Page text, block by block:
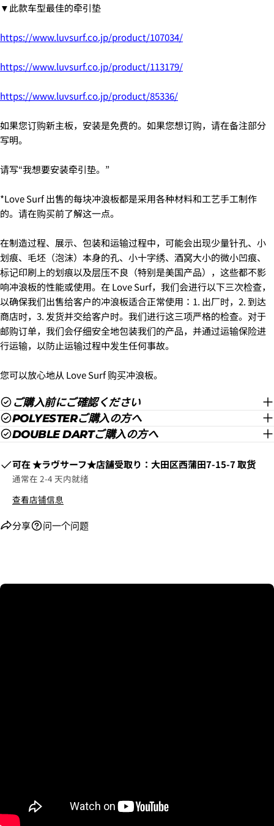
▼此款车型最佳的牵引垫
https://www.luvsurf.co.jp/product/107034/
https://www.luvsurf.co.jp/product/113179/
https://www.luvsurf.co.jp/product/85336/
如果您订购新主板，安装是免费的。如果您想订购，请在备注部分
写明。
请写“我想要安装牵引垫。”
*Love Surf 出售的每块冲浪板都是采用各种材料和工艺手工制作
的。请在购买前了解这一点。
在制造过程、展示、包装和运输过程中，可能会出现少量针孔、小
划痕、毛坯（泡沫）本身的孔、小十字绣、酒窝大小的微小凹痕、
标记印刷上的划痕以及层压不良（特别是美国产品），这些都不影
响冲浪板的性能或使用。在 Love Surf，我们会进行以下三次检查，
以确保我们出售给客户的冲浪板适合正常使用：1. 出厂时，2. 到达
商店时，3. 发货并交给客户时。我们进行这三项严格的检查。对于
邮购订单，我们会仔细安全地包装我们的产品，并通过运输保险进
行运输，以防止运输过程中发生任何事故。
您可以放心地从 Love Surf 购买冲浪板。
ご購入前にご確認ください
POLYESTERご購入の方へ
DOUBLE DARTご購入の方へ
可在​​★ラヴサーフ★店舗受取り：大田区西蒲田7-15-7取货
通常在 2-4 天内就绪
查看店铺信息
分享 问一个问题